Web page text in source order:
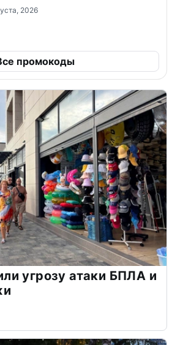
2026
промокоды
угрозу атаки БПЛА и